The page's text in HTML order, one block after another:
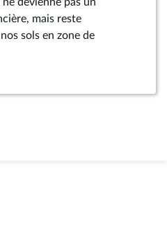
mais reste
sols en zone de